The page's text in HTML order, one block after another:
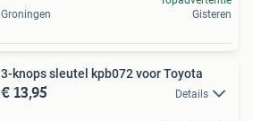
Groningen
Gisteren
3-knops sleutel kpb072 voor Toyota
€ 13,95 Details